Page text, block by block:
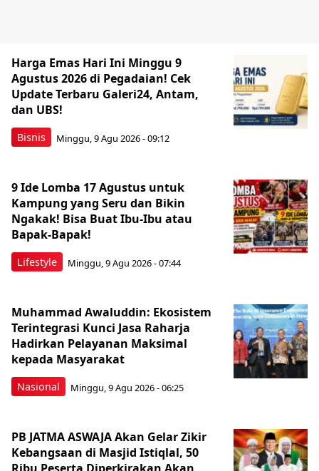
Bisnis
Harga Emas Hari Ini Minggu 9
Agustus 2026 di Pegadaian! Cek
Update Terbaru Galeri24, Antam,
dan UBS!
Minggu, 9 Agu 2026 - 09:12
Lifestyle
9 Ide Lomba 17 Agustus untuk
Kampung yang Seru dan Bikin
Ngakak! Bisa Buat Ibu-Ibu atau
Bapak-Bapak!
Minggu, 9 Agu 2026 - 07:44
Nasional
Muhammad Awaluddin: Ekosistem
Terintegrasi Kunci Jasa Raharja
Hadirkan Pelayanan Maksimal
kepada Masyarakat
Minggu, 9 Agu 2026 - 06:25
PB JATMA ASWAJA Akan Gelar Zikir
Kebangsaan di Masjid Istiqlal, 50